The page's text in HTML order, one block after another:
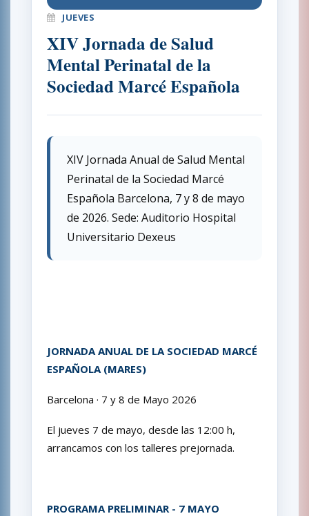
JUEVES
XIV Jornada de Salud
Mental Perinatal de la
Sociedad Marcé Española
XIV Jornada Anual de Salud Mental
Perinatal de la Sociedad Marcé
Española Barcelona, 7 y 8 de mayo
de 2026. Sede: Auditorio Hospital
Universitario Dexeus
JORNADA ANUAL DE LA SOCIEDAD MARCÉ
ESPAÑOLA (MARES)
Barcelona · 7 y 8 de Mayo 2026
El jueves 7 de mayo, desde las 12:00 h,
arrancamos con los talleres prejornada.
PROGRAMA PRELIMINAR - 7 MAYO